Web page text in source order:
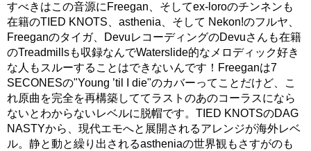
すべきはこの音源にFreegan、そしてex-loroのチンネンも
在籍のTIED KNOTS、asthenia、そして Nekon!のフルヤ、
Freeganのタイガ、DevuレコーディングのDevuさんも在籍
のTreadmillsも収録なんでWaterslide的なメロディック好き
な人もスルーすることはできないんです！Freeganは7
SECONESの"Young ’til I die"のカバーってことだけど、こ
れ原曲を完全を再構築しててラストのあのコーラスになら
ないとわからないレベルに脱帽です。TIED KNOTSのDAG
NASTYから、現代エモへと展開されるアレンジが海外レベ
ル。静と動と繰り出されるastheniaの世界観もさすがのも